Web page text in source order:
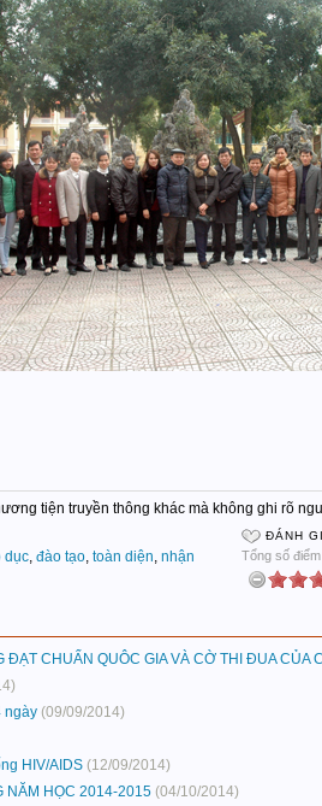
tiện truyền thông khác mà không ghi rõ
dục, đào tạo, toàn diện, nhận
ĐÁNH
Tổng số
CHUẨN QUÔC GIA VÀ CỜ THI ĐUA CỦA
ngày (09/09/2014)
HIV/AIDS (12/09/2014)
NĂM HỌC 2014-2015 (04/10/2014)